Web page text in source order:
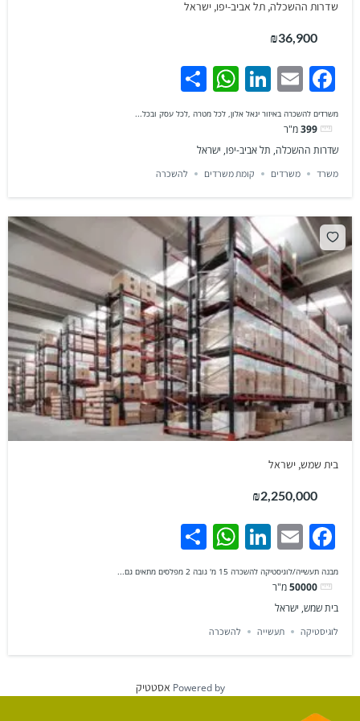
שדרות ההשכלה, תל אביב-יפו, ישראל
₪36,900
Facebook
Email
LinkedIn
WhatsApp
Share
משרדים להשכרה באיזור יגאל אלון, לכל מטרה ,לכל עסק ובכל...
399מ"ר
שדרות ההשכלה, תל אביב-יפו, ישראל
משרד משרדים קומת משרדים להשכרה
בית שמש, ישראל
₪2,250,000
Facebook
Email
LinkedIn
WhatsApp
Share
מבנה תעשייה/לוגיסטיקה להשכרה 15 מ' גובה 2 מפלסים מתאים גם...
50000מ"ר
בית שמש, ישראל
לוגיסטיקה תעשייה להשכרה
Powered byאסטטיק